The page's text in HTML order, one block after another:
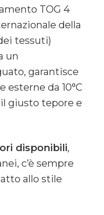
TOG 4
della
tessuti)
un
garantisce
esterne da 10°C
il giusto tepore e
disponibili,
c’è sempre
allo stile